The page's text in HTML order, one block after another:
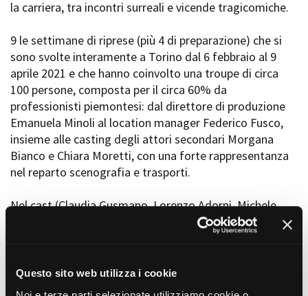
Questo sito web utilizza i cookie
Società di produzione
Strutture di servizio
Professionisti
Attrici-Attori
Beginners
LOCATION GUIDE
FILM DATABASE
CASTING
Torino Film Festival
Nastri d’Argento
Premio Solinas
STRUMENTI
Location - Accedi al tuo
profilo
Location - Nuovo utente
Newsletter
Lavora con noi
Stage - Tirocini - Scuola e
Elenco Operatori Economici
per affidamento lavori in
la carriera, tra incontri surreali e vicende tragicomiche.
9 le settimane di riprese (più 4 di preparazione) che si
sono svolte interamente a Torino dal 6 febbraio al 9
aprile 2021 e che hanno coinvolto una troupe di circa
100 persone, composta per il circa 60% da
professionisti piemontesi: dal direttore di produzione
Emanuela Minoli al location manager Federico Fusco,
insieme alle casting degli attori secondari Morgana
Bianco e Chiara Moretti, con una forte rappresentanza
nel reparto scenografia e trasporti.
Nel cast (Claudia Gusmano, Lorenzo Adorni, Michele
Rosiello Alberto Paradossi, Lucrezia Bertini, Fausto
Maria Sciarappa, Emanuela Grimalda, Esther Elisha,
Giancarlo Ratti, Maria Amelia Monti, Bebo Storti,
Euridice Axen) si segnala inoltre la presenza di Rebecca